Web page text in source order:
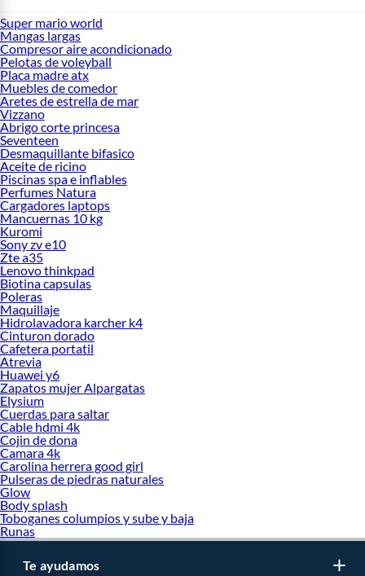
Super mario world
Mangas largas
Compresor aire acondicionado
Pelotas de voleyball
Placa madre atx
Muebles de comedor
Aretes de estrella de mar
Vizzano
Abrigo corte princesa
Seventeen
Desmaquillante bifasico
Aceite de ricino
Piscinas spa e inflables
Perfumes Natura
Cargadores laptops
Mancuernas 10 kg
Kuromi
Sony zv e10
Zte a35
Lenovo thinkpad
Biotina capsulas
Poleras
Maquillaje
Hidrolavadora karcher k4
Cinturon dorado
Cafetera portatil
Atrevia
Huawei y6
Zapatos mujer Alpargatas
Elysium
Cuerdas para saltar
Cable hdmi 4k
Cojin de dona
Camara 4k
Carolina herrera good girl
Pulseras de piedras naturales
Glow
Body splash
Toboganes columpios y sube y baja
Runas
Te ayudamos